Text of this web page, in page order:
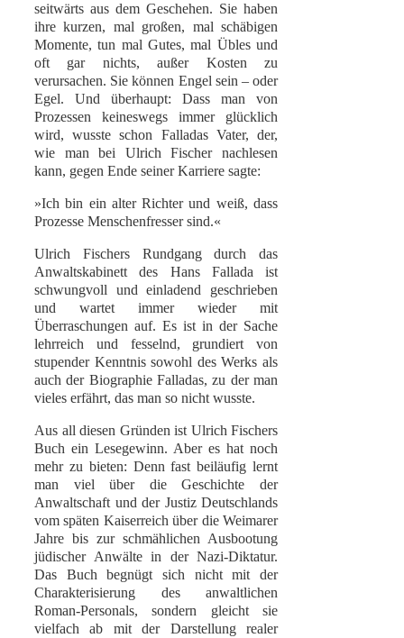
seitwärts aus dem Geschehen. Sie haben
ihre kurzen, mal großen, mal schäbigen
Momente, tun mal Gutes, mal Übles und
oft gar nichts, außer Kosten zu
verursachen. Sie können Engel sein – oder
Egel. Und überhaupt: Dass man von
Prozessen keineswegs immer glücklich
wird, wusste schon Falladas Vater, der,
wie man bei Ulrich Fischer nachlesen
kann, gegen Ende seiner Karriere sagte:
»Ich bin ein alter Richter und weiß, dass
Prozesse Menschenfresser sind.«
Ulrich Fischers Rundgang durch das
Anwaltskabinett des Hans Fallada ist
schwungvoll und einladend geschrieben
und wartet immer wieder mit
Überraschungen auf. Es ist in der Sache
lehrreich und fesselnd, grundiert von
stupender Kenntnis sowohl des Werks als
auch der Biographie Falladas, zu der man
vieles erfährt, das man so nicht wusste.
Aus all diesen Gründen ist Ulrich Fischers
Buch ein Lesegewinn. Aber es hat noch
mehr zu bieten: Denn fast beiläufig lernt
man viel über die Geschichte der
Anwaltschaft und der Justiz Deutschlands
vom späten Kaiserreich über die Weimarer
Jahre bis zur schmählichen Ausbootung
jüdischer Anwälte in der Nazi-Diktatur.
Das Buch begnügt sich nicht mit der
Charakterisierung des anwaltlichen
Roman-Personals, sondern gleicht sie
vielfach ab mit der Darstellung realer